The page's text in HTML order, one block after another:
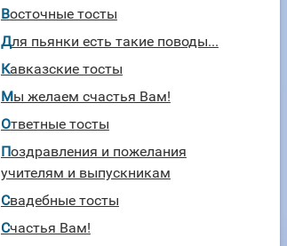
Восточные тосты
Для пьянки есть такие поводы...
Кавказские тосты
Мы желаем счастья Вам!
Ответные тосты
Поздравления и пожелания
учителям и выпускникам
Свадебные тосты
Счастья Вам!